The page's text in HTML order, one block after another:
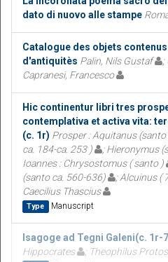
dato di nuovo alle stampe
Catalogue des objets
d'antiquitès Palin, Nils Gustaf ;
Capranesi, Francesco
Hic continentur libri tres
contemplativa et activa vita:
(c. 1r) Prosper : Aquitanus
ca. 184-ca. 253 )
; Hieronymus
Ioannes : Chrysostomus ( santo )
(santo ca. 560-636)
; Alcuinus (
Caecilius Thascius
Type Manuscript
Isagoge ad Tegni Galeni(c. 1r-
Hippocrates
; Theophilus